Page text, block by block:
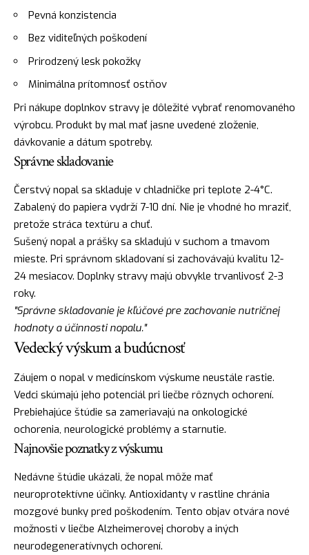
Pevná konzistencia
Bez viditeľných poškodení
Prirodzený lesk pokožky
Minimálna prítomnosť ostňov
Pri nákupe doplnkov stravy je dôležité vybrať renomovaného
výrobcu. Produkt by mal mať jasne uvedené zloženie,
dávkovanie a dátum spotreby.
Správne skladovanie
Čerstvý nopal sa skladuje v chladničke pri teplote 2-4°C.
Zabalený do papiera vydrží 7-10 dní. Nie je vhodné ho mraziť,
pretože stráca textúru a chuť.
Sušený nopal a prášky sa skladujú v suchom a tmavom
mieste. Pri správnom skladovaní si zachovávajú kvalitu 12-
24 mesiacov. Doplnky stravy majú obvykle trvanlivosť 2-3
roky.
"Správne skladovanie je kľúčové pre zachovanie nutričnej
hodnoty a účinnosti nopalu."
Vedecký výskum a budúcnosť
Záujem o nopal v medicínskom výskume neustále rastie.
Vedci skúmajú jeho potenciál pri liečbe rôznych ochorení.
Prebiehajúce štúdie sa zameriavajú na onkologické
ochorenia, neurologické problémy a starnutie.
Najnovšie poznatky z výskumu
Nedávne štúdie ukázali, že nopal môže mať
neuroprotektívne účinky. Antioxidanty v rastline chránia
mozgové bunky pred poškodením. Tento objav otvára nové
možnosti v liečbe Alzheimerovej choroby a iných
neurodegeneratívnych ochorení.